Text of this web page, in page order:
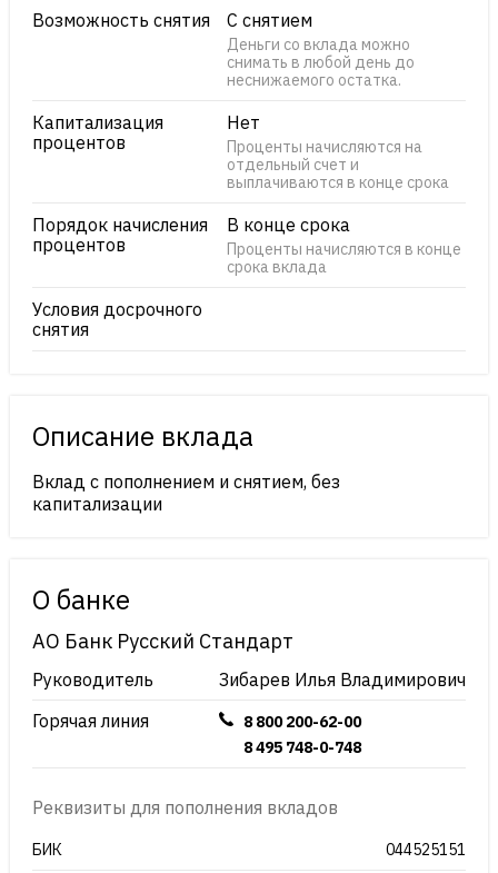
Возможность снятия С снятием
Деньги со вклада можно
снимать в любой день до
неснижаемого остатка.
Капитализация
процентов
Нет
Проценты начисляются на
отдельный счет и
выплачиваются в конце срока
Порядок начисления
процентов
В конце срока
Проценты начисляются в конце
срока вклада
Условия досрочного
снятия
Описание вклада
Вклад с пополнением и снятием, без
капитализации
О банке
АО Банк Русский Стандарт
Руководитель
Зибарев Илья Владимирович
Горячая линия
8 800 200-62-00
8 495 748-0-748
Реквизиты для пополнения вкладов
БИК 044525151